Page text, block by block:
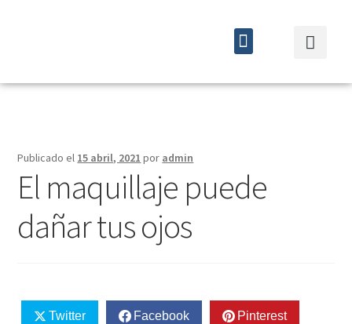
Publicado el 15 abril, 2021 por admin
El maquillaje puede
dañar tus ojos
Twitter Facebook Pinterest